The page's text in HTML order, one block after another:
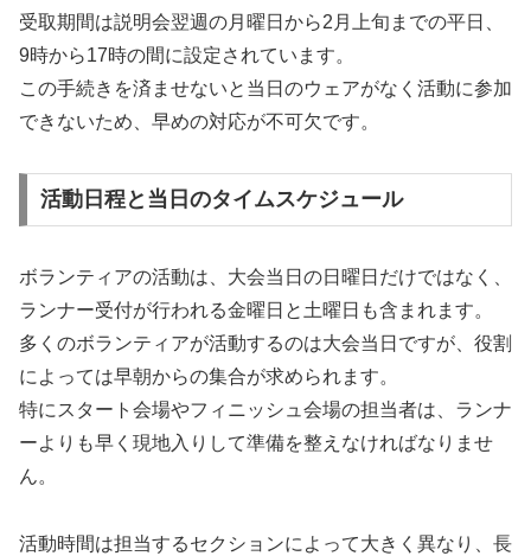
受取期間は説明会翌週の月曜日から2月上旬までの平日、
9時から17時の間に設定されています。
この手続きを済ませないと当日のウェアがなく活動に参加
できないため、早めの対応が不可欠です。
活動日程と当日のタイムスケジュール
ボランティアの活動は、大会当日の日曜日だけではなく、
ランナー受付が行われる金曜日と土曜日も含まれます。
多くのボランティアが活動するのは大会当日ですが、役割
によっては早朝からの集合が求められます。
特にスタート会場やフィニッシュ会場の担当者は、ランナ
ーよりも早く現地入りして準備を整えなければなりませ
ん。
活動時間は担当するセクションによって大きく異なり、長